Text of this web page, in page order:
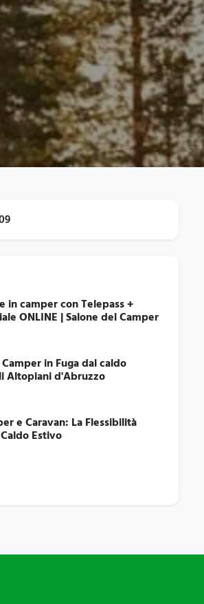
in camper con Telepass +
ONLINE | Salone del Camper
in Fuga dal caldo
Altopiani d'Abruzzo
e Caravan: La Flessibilità
Estivo